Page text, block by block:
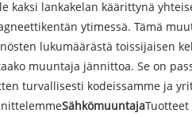
lankakelan käärittynä
ytimessä. Tämä
lukumäärästä toissijaisen
muuntaja jännittoa. Se on
turvallisesti kodeissamme ja
Sähkömuuntaja